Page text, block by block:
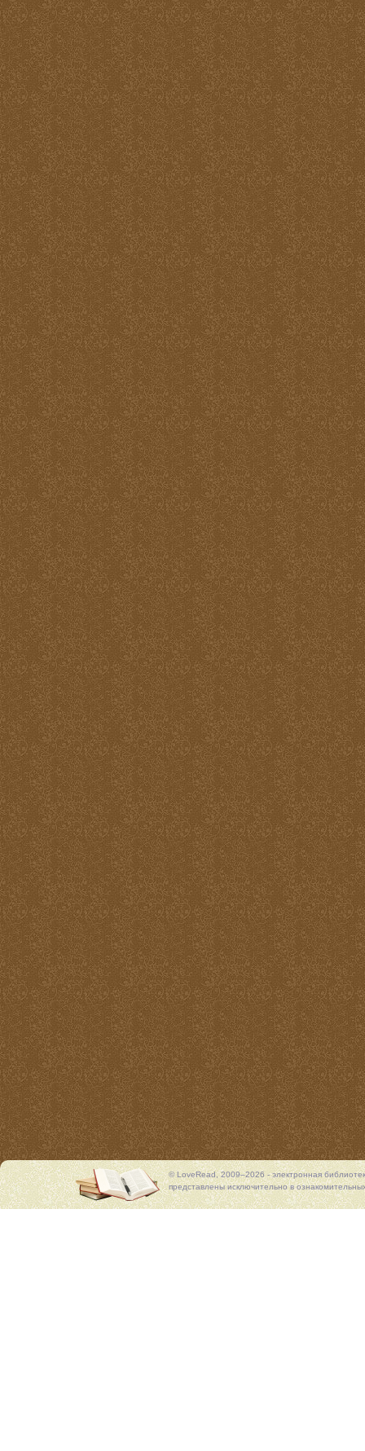
© LoveRead, 2009–2026 - электронная
представлены исключительно в